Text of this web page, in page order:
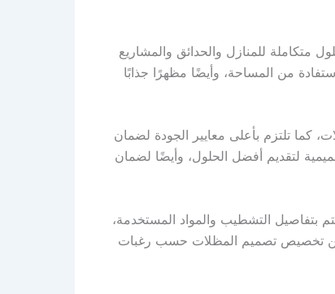
للمنازل والحدائق والمشاريع
من المساحة، وأيضًا مظهرًا جذابًا
تلتزم بأعلى معايير الجودة لضمان
لتقديم أفضل الحلول، وأيضًا لضمان
التشطيب والمواد المستخدمة،
تخصيص تصميم المظلات حسب رغبات